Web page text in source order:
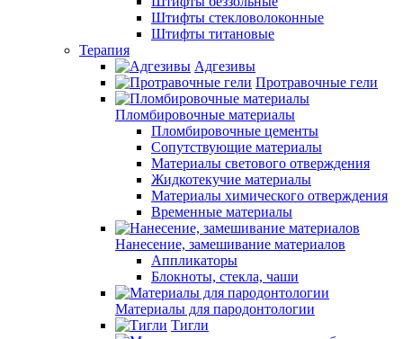
Штифты стекловолоконные
Штифты титановые
Терапия
Адгезивы
Протравочные гели
Пломбировочные материалы
Пломбировочные цементы
Сопутствующие материалы
Материалы светового отверждения
Жидкотекучие материалы
Материалы химического отверждения
Временные материалы
Нанесение, замешивание материалов
Аппликаторы
Блокноты, стекла, чаши
Материалы для пародонтологии
Тигли